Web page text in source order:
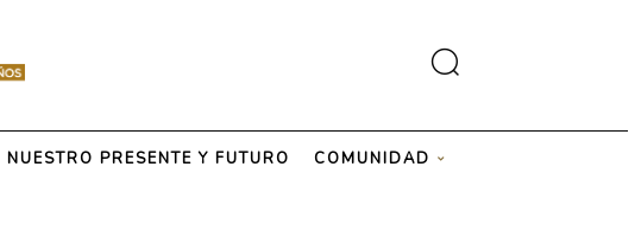
NUESTRO PRESENTE Y FUTURO COMUNIDAD